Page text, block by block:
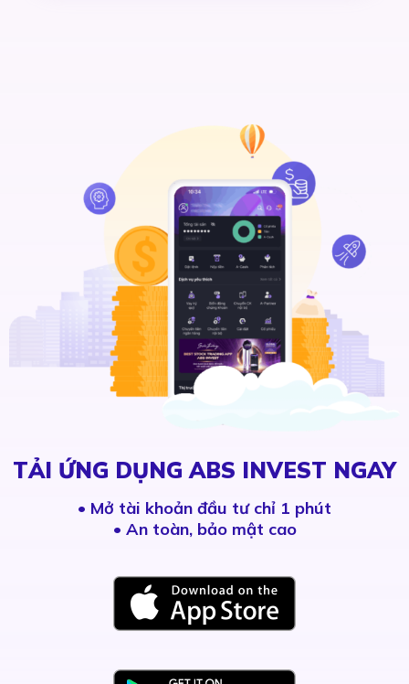
TẢI ỨNG DỤNG ABS INVEST NGAY
• Mở tài khoản đầu tư chỉ 1 phút
• An toàn, bảo mật cao